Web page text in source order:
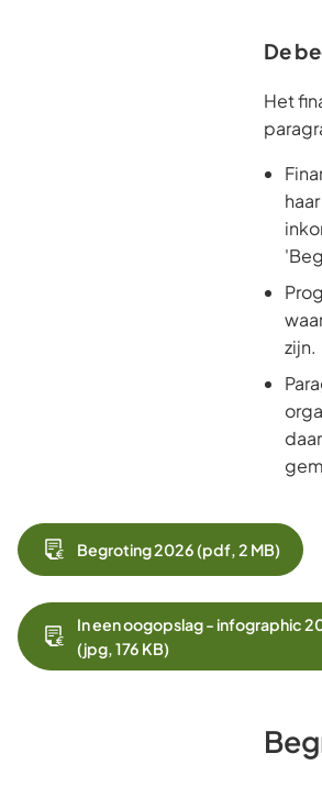
De
Het
zijn.
Begroting 2026(pdf, 2 MB)
In een oogopslag - infographic
(jpg, 176 KB)